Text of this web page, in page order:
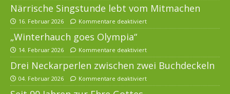
Närrische Singstunde lebt vom Mitmachen
16. Februar 2026 Kommentare deaktiviert
„Winterhauch goes Olympia“
14. Februar 2026 Kommentare deaktiviert
Drei Neckarperlen zwischen zwei Buchdeckeln
04. Februar 2026 Kommentare deaktiviert